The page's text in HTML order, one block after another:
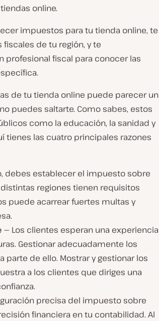
online.
impuestos para tu tienda online, te
de tu región, y te
fiscal para conocer las
de tu tienda online puede parecer un
puedes saltarte. Como sabes, estos
como la educación, la sanidad y
tienes las cuatro principales razones
debes establecer el impuesto sobre
regiones tienen requisitos
puede acarrear fuertes multas y
— Los clientes esperan una experiencia
Gestionar adecuadamente los
de ello. Mostrar y gestionar los
a los clientes que diriges una
precisa del impuesto sobre
financiera en tu contabilidad. Al